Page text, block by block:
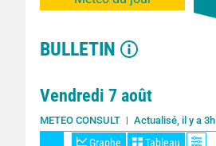
BULLETIN
Vendredi 7 août
METEO CONSULT Actualisé, il y a 3h
Graphe Tableau